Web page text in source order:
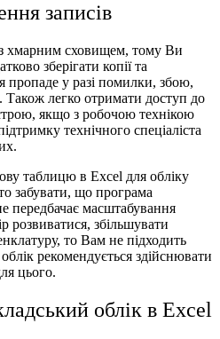
записів
хмарним сховищем, тому Ви
зберігати копії та
пропаде у разі помилки, збою,
Також легко отримати доступ до
якщо з робочою технікою
технічного спеціаліста
таблицю в Excel для обліку
забувати, що програма
передбачає масштабування
розвиватися, збільшувати
то Вам не підходить
рекомендується здійснювати
цього.
облік в Excel